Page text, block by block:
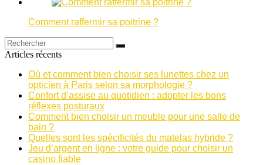
Comment raffermir sa poitrine ?
Articles récents
Où et comment bien choisir ses lunettes chez un
opticien à Paris selon sa morphologie ?
Confort d’assise au quotidien : adopter les bons
réflexes posturaux
Comment bien choisir un meuble pour une salle de
bain ?
Quelles sont les spécificités du matelas hybride ?
Jeu d’argent en ligne : votre guide pour choisir un
casino fiable